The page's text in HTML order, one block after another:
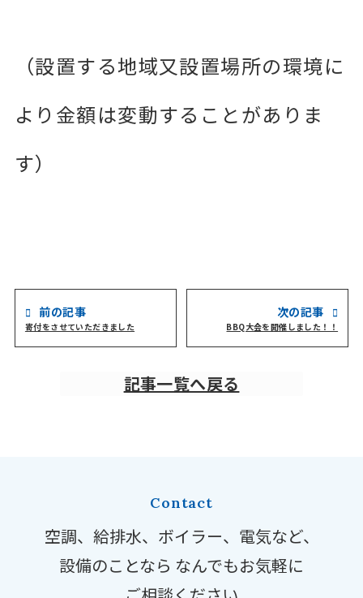
（設置する地域又設置場所の環境に
より金額は変動することがありま
す）
前の記事
寄付をさせていただきました BBQ大会を開催しました！！
次の記事
記事一覧へ戻る
Contact
空調、給排水、ボイラー、電気など、
設備のことなら なんでもお気軽に